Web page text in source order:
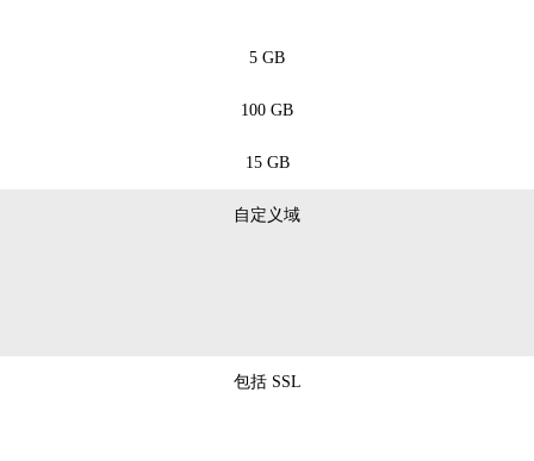
5 GB
100 GB
15 GB
自定义域
包括 SSL